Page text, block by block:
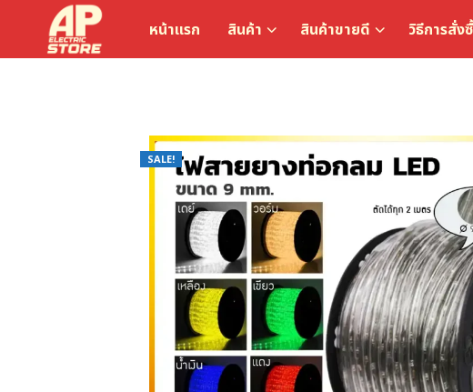
หน้าแรก สินค้า สินค้าขายดี วิธีการสั่ง
SALE!